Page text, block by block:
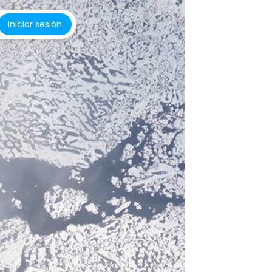
Iniciar sesión